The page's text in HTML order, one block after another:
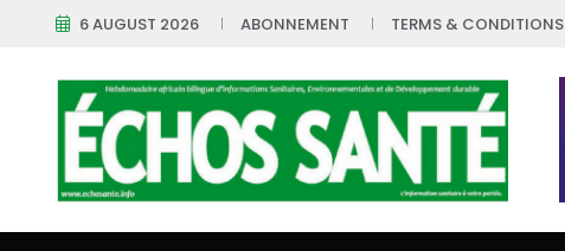
6 AUGUST 2026 ABONNEMENT TERMS & CONDITIONS